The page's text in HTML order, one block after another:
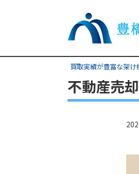
買取実績が豊富な架
不動産売